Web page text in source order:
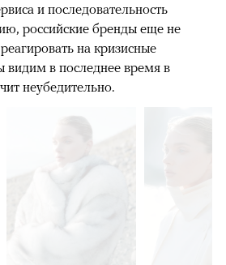
и последовательность
российские бренды еще не
на кризисные
видим в последнее время в
неубедительно.